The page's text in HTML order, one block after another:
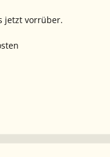
jetzt vorrüber.